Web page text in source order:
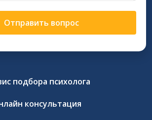
Отправить вопрос
подбора психолога
консультация